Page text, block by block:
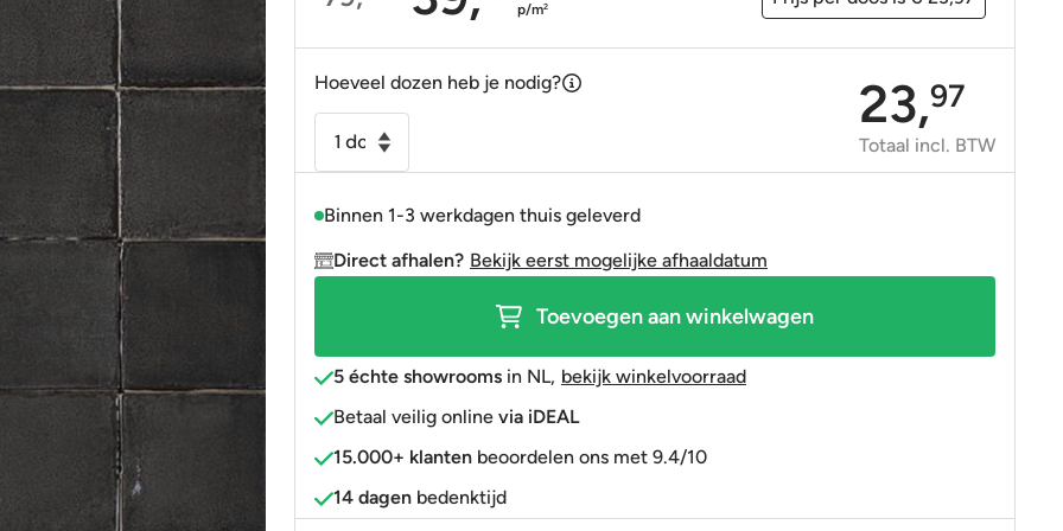
Portugees
Anti-slip
» Alle stijlen
Bruin
OP=OP tegels
Decortegels
» Alle stijlen Roze
Goud
» Alle kleuren
OP=OP tegels
Oorspronkelijke
was:
Huidige
is:
p/m2
Hoeveel dozen heb je nodig?
Wandtegel
handvorm
zwart
10x10
aantal
23,97
Totaal incl. BTW
Binnen 1-3 werkdagen thuis geleverd
Direct afhalen? Bekijk eerst mogelijke afhaaldatum
Toevoegen aan winkelwagen
5 échte showrooms in NL, bekijk winkelvoorraad
Betaal veilig online via iDEAL
15.000+ klanten beoordelen ons met 9.4/10
14 dagen bedenktijd